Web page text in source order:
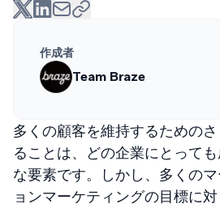
作成者
Team Braze
多くの顧客を維持するための
ることは、どの企業にとって
な要素です。しかし、多くの
ョンマーケティングの目標に